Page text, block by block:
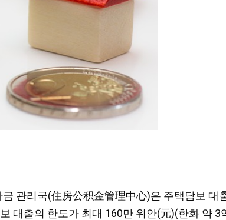
관리국(住房公积金管理中心)은 주택담보 대
대출의 한도가 최대 160만 위안(元)(한화 약 3